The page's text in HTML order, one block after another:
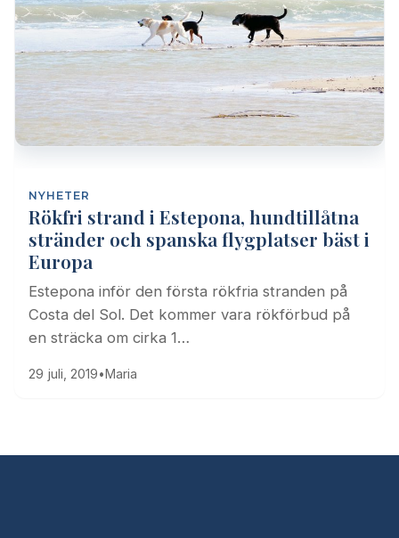
NYHETER
Rökfri strand i Estepona, hundtillåtna
stränder och spanska flygplatser bäst i
Europa
Estepona inför den första rökfria stranden på
Costa del Sol. Det kommer vara rökförbud på
en sträcka om cirka 1…
29 juli, 2019•Maria